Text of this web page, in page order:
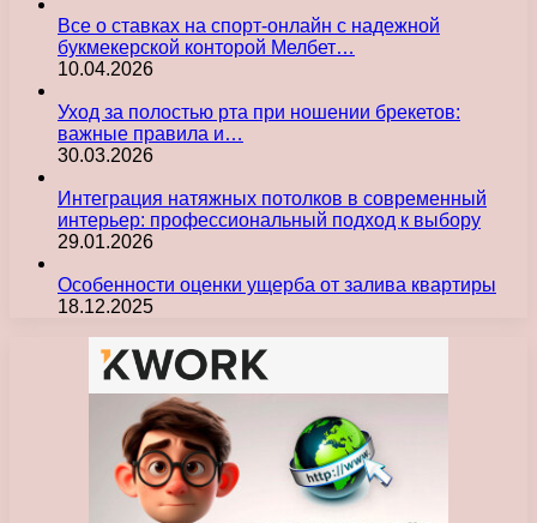
Все о ставках на спорт-онлайн с надежной
букмекерской конторой Мелбет…
10.04.2026
Уход за полостью рта при ношении брекетов:
важные правила и…
30.03.2026
Интеграция натяжных потолков в современный
интерьер: профессиональный подход к выбору
29.01.2026
Особенности оценки ущерба от залива квартиры
18.12.2025